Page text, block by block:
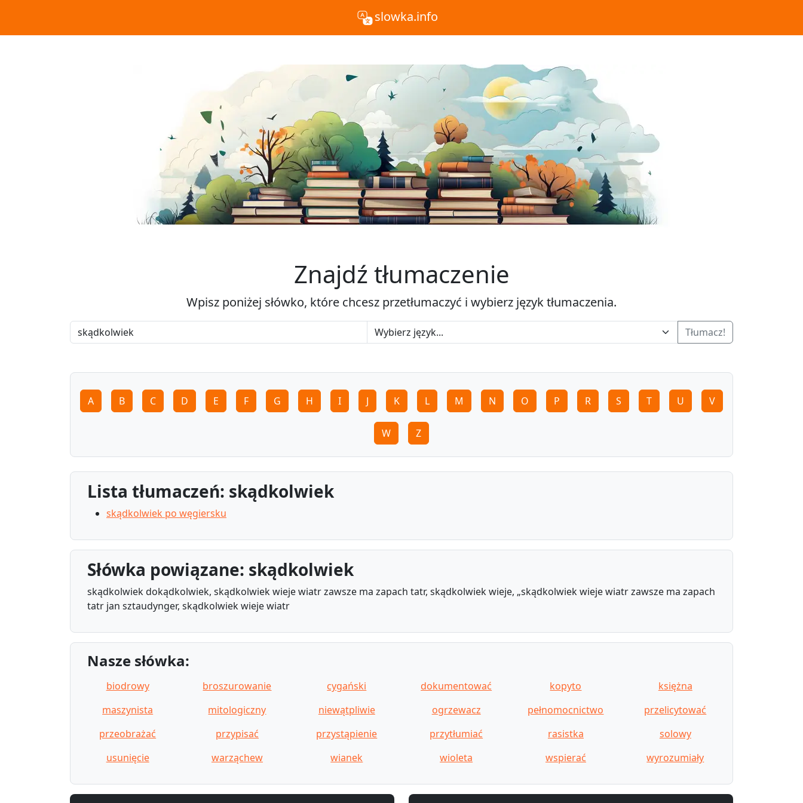
slowka.info
Znajdź tłumaczenie
Wpisz poniżej słówko, które chcesz przetłumaczyć i wybierz język tłumaczenia.
Tłumacz!
A B C D E F G H I J K L M N O P R S T U V
W Z
Lista tłumaczeń: skądkolwiek
skądkolwiek po węgiersku
Słówka powiązane: skądkolwiek
skądkolwiek dokądkolwiek, skądkolwiek wieje wiatr zawsze ma zapach tatr, skądkolwiek wieje, „skądkolwiek wieje wiatr zawsze ma zapach
tatr jan sztaudynger, skądkolwiek wieje wiatr
Nasze słówka:
biodrowy broszurowanie cygański dokumentować kopyto
księżna
maszynista
mitologiczny niewątpliwie ogrzewacz pełnomocnictwo
przelicytować
przeobrażać
przypisać przystąpienie przytłumiać rasistka
solowy
usunięcie
warząchew wianek wioleta wspierać wyrozumiały